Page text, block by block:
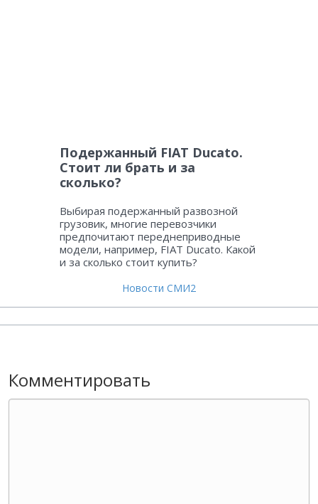
Подержанный FIAT Ducato.
Стоит ли брать и за
сколько?
Выбирая подержанный развозной
грузовик, многие перевозчики
предпочитают переднеприводные
модели, например, FIAT Ducato. Какой
и за сколько стоит купить?
Новости СМИ2
Комментировать